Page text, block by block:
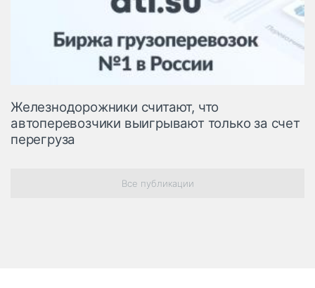
Железнодорожники считают, что
автоперевозчики выигрывают только за счет
перегруза
Все публикации